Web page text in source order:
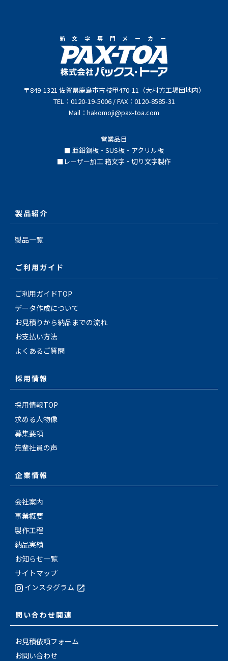
箱文字専門メーカー
〒849-1321 佐賀県鹿島市古枝甲470-11（大村方工場団地内）
TEL：0120-19-5006 / FAX：0120-8585-31
Mail：hakomoji@pax-toa.com
営業品目
■ 亜鉛鋼板・SUS板・アクリル板
■レーザー加工 箱文字・切り文字製作
製品紹介
製品一覧
ご利用ガイド
ご利用ガイドTOP
データ作成について
お見積りから納品までの流れ
お支払い方法
よくあるご質問
採用情報
採用情報TOP
求める人物像
募集要項
先輩社員の声
企業情報
会社案内
事業概要
製作工程
納品実績
お知らせ一覧
サイトマップ
インスタグラム
問い合わせ関連
お見積依頼フォーム
お問い合わせ